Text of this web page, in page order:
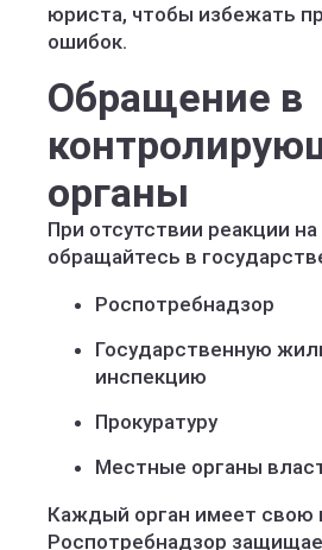
юриста, чтобы избежать
ошибок.
Обращение в
органы
При отсутствии реакции
обращайтесь в
Роспотребнадзор
Государственную
инспекцию
Прокуратуру
Местные органы
Каждый орган имеет свою
Роспотребнадзор